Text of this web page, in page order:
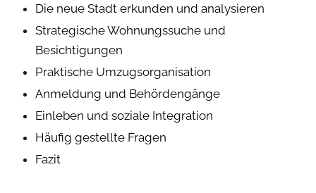
Die neue Stadt erkunden und analysieren
Strategische Wohnungssuche und
Besichtigungen
Praktische Umzugsorganisation
Anmeldung und Behördengänge
Einleben und soziale Integration
Häufig gestellte Fragen
Fazit